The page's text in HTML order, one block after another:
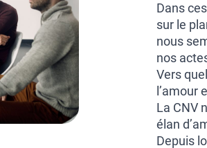
Dans
sur le
nous
nos
Vers
l’amour
La CNV
élan
Depuis